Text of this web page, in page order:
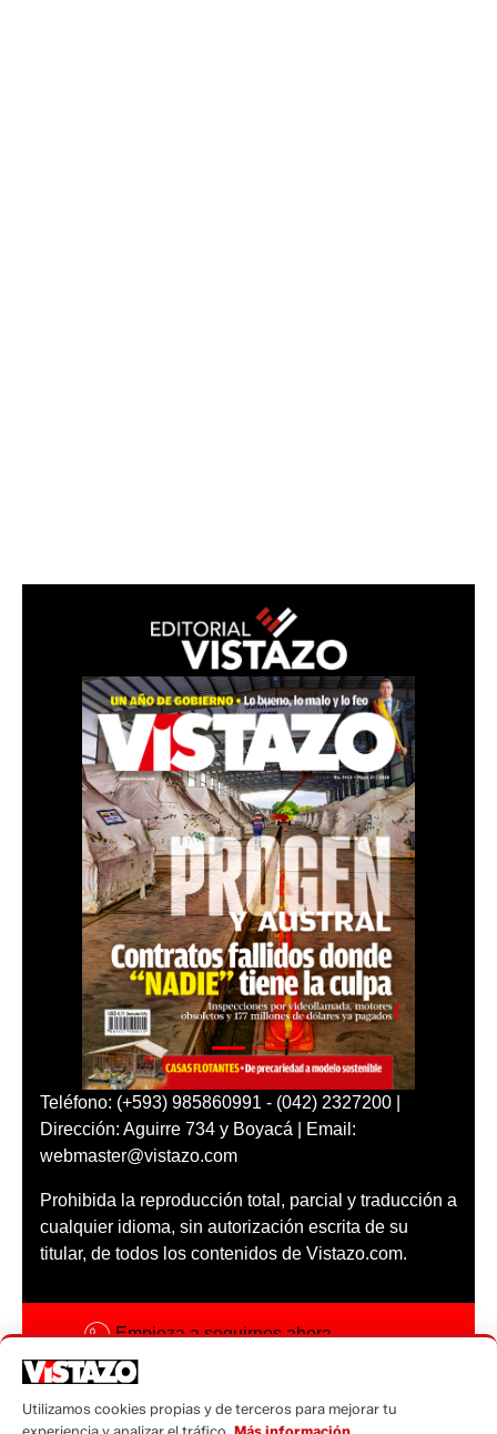
Teléfono: (+593) 985860991 - (042) 2327200 |
Dirección: Aguirre 734 y Boyacá | Email:
webmaster@vistazo.com
Prohibida la reproducción total, parcial y traducción a
cualquier idioma, sin autorización escrita de su
titular, de todos los contenidos de Vistazo.com.
Empieza a seguirnos ahora
Código ética
Utilizamos cookies propias y de terceros para mejorar tu